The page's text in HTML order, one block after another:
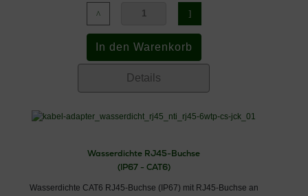
Details
Wasserdichte RJ45-Buchse
(IP67 - CAT6)
Wasserdichte CAT6 RJ45-Buchse (IP67) mit RJ45-Buchse an